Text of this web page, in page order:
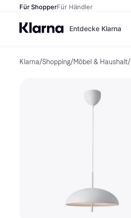
Für ShopperFür Händler
Entdecke Klarna
Klarna/Shopping/Möbel & Haushalt/